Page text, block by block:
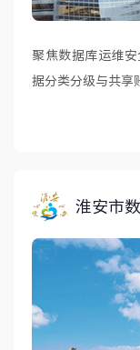
聚焦数据库运维安全管控
据分类分级与共享
淮安市